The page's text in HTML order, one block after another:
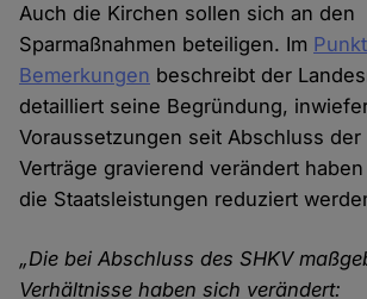
Auch die Kirchen sollen sich an den
Sparmaßnahmen beteiligen. Im
Bemerkungen beschreibt der
detailliert seine Begründung,
Voraussetzungen seit Abschluss
Verträge gravierend verändert
die Staatsleistungen reduziert
„Die bei Abschluss des SHKV
Verhältnisse haben sich verändert: